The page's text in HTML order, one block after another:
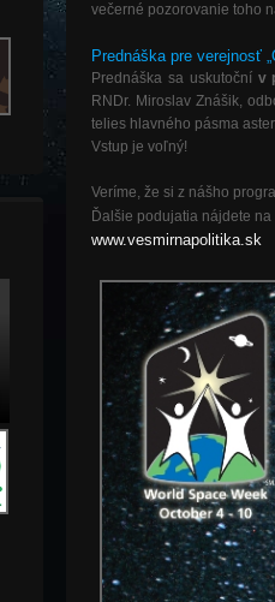
večerné pozorovanie toho
Prednáškapre verejnosť
Prednáška sa uskutoční v
RNDr. Miroslav Znášik,
telies hlavného pásma
Vstup je voľný!
Veríme, že si z nášho
Ďalšie podujatia nájdete na
www.vesmirnapolitika.sk